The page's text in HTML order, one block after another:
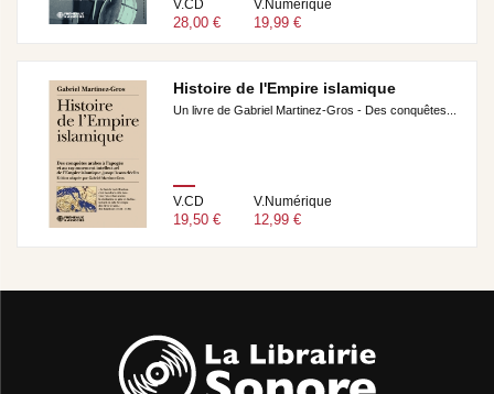
V.CD
28,00 €
V.Numérique
19,99 €
Histoire de l'Empire islamique
Un livre de Gabriel Martinez-Gros - Des conquêtes...
V.CD
19,50 €
V.Numérique
12,99 €